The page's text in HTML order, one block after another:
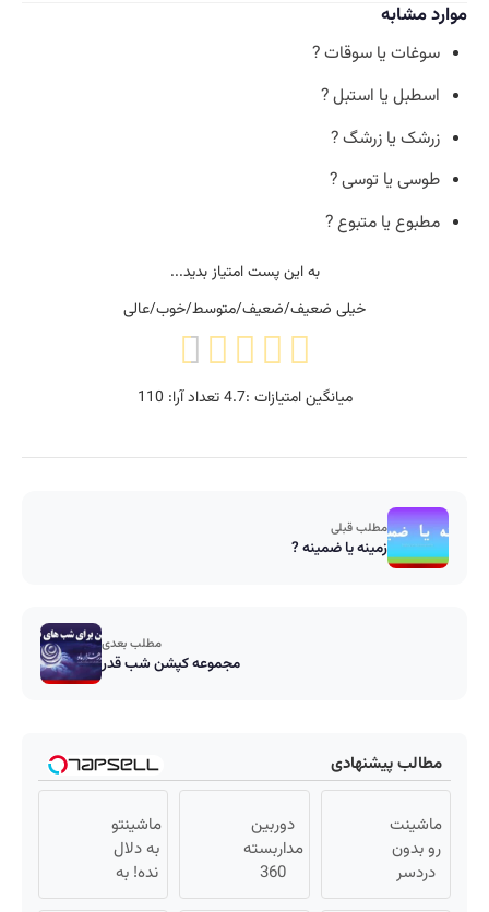
موارد مشابه
سوغات یا سوقات ?
اسطبل یا استبل ?
زرشک یا زرشگ ?
طوسی یا توسی ?
مطبوع یا متبوع ?
به این پست امتیاز بدید...
خیلی ضعیف/ضعیف/متوسط/خوب/عالی
میانگین امتیازات :4.7تعداد آرا: 110
مطلب قبلی
زمینه یا ضمینه ?
مطلب بعدی
مجموعه کپشن شب قدر
مطالب پیشنهادی
ماشینت
رو بدون
دردسر
بفروش |
دوربین
مداربسته
360
درجه |
ماشینتو
به دلال
نده! به
مصرف